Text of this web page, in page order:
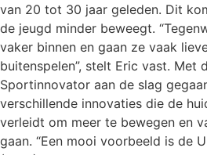
van 20 tot 30 jaar geleden. Dit
de jeugd minder beweegt.
vaker binnen en gaan ze vaak
buitenspelen”, stelt Eric vast. Met
Sportinnovator aan de slag
verschillende innovaties die de
verleidt om meer te bewegen en
gaan. “Een mooi voorbeeld is de